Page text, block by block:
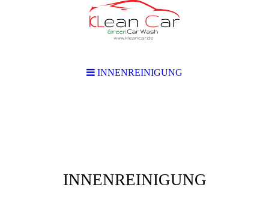
INNENREINIGUNG
INNENREINIGUNG